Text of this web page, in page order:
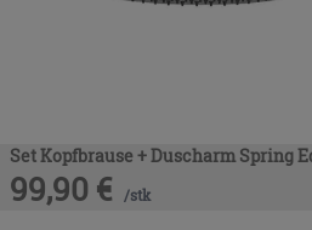
Set Kopfbrause + Duscharm Spring
99,90 € /stk